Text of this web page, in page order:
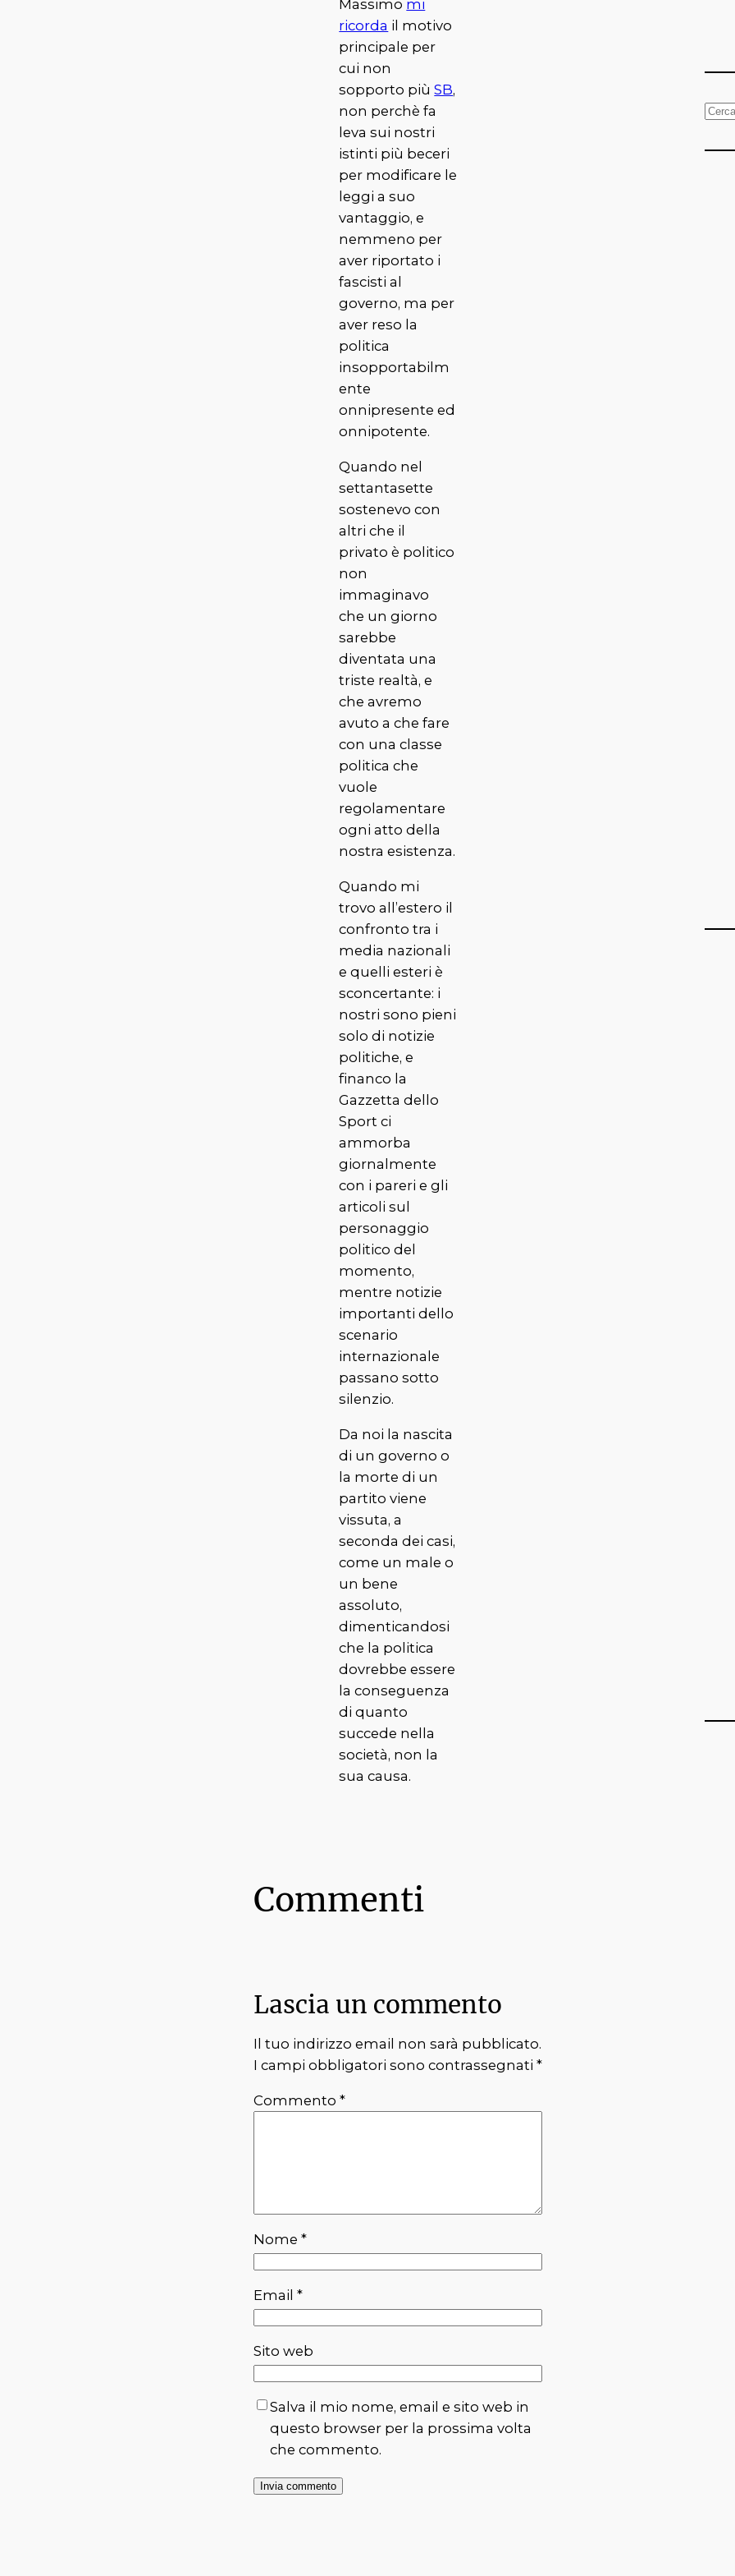
Massimo mi
ricorda il motivo
principale per
cui non
sopporto piùSB,
non perchè fa
leva sui nostri
istinti più beceri
per modificare le
leggi a suo
vantaggio, e
nemmeno per
aver riportato i
fascisti al
governo, ma per
aver reso la
politica
insopportabilm
ente
onnipresente ed
onnipotente.
Quando nel
settantasette
sostenevo con
altri che il
privato è politico
non
immaginavo
che un giorno
sarebbe
diventata una
triste realtà, e
che avremo
avuto a che fare
con una classe
politica che
vuole
regolamentare
ogni atto della
nostra esistenza.
Quando mi
trovo all’estero il
confronto tra i
media nazionali
e quelli esteri è
sconcertante: i
nostri sono pieni
solo di notizie
politiche, e
financo la
Gazzetta dello
Sport ci
ammorba
giornalmente
con i pareri e gli
articoli sul
personaggio
politico del
momento,
mentre notizie
importanti dello
scenario
internazionale
passano sotto
silenzio.
Da noi la nascita
di un governo o
la morte di un
partito viene
vissuta, a
seconda dei casi,
come un male o
un bene
assoluto,
dimenticandosi
che la politica
dovrebbe essere
la conseguenza
di quanto
succede nella
società, non la
sua causa.
Commenti
Lascia un commento
Il tuo indirizzo email non sarà pubblicato.
I campi obbligatori sono contrassegnati*
Commento*
Nome*
Email*
Sito web
Salva il mio nome, email e sito web in
questo browser per la prossima volta
che commento.
C
r